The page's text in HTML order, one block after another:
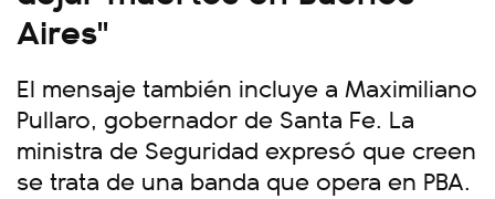
Aires"
El mensaje también incluye a Maximiliano
Pullaro, gobernador de Santa Fe. La
ministra de Seguridad expresó que creen
se trata de una banda que opera en PBA.